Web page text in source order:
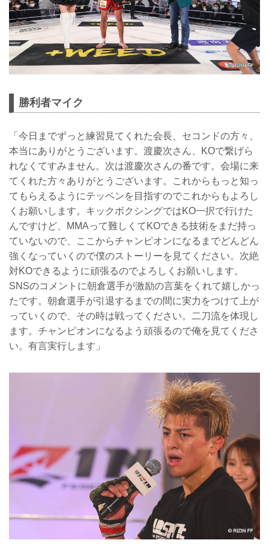
勝利者マイク
「今日までずっと練習見てくれた会長、セコンドの方々、
本当にありがとうございます。渡慶次さん、KOで繋げら
れなくてすみません。次は渡慶次さんの番です。会場に来
てくれた方々ありがとうございます。これからもっと知っ
てもらえるようにテッペンを目指すのでこれからもよろし
くお願いします。キックボクシングではKO一択で行けた
んですけど、MMAって難しくてKOできる技術をまだ持っ
ていないので、ここからチャンピオンになるまでどんどん
強くなっていくので僕のストーリーを見てください。次絶
対KOできるように頑張るのでよろしくお願いします。
SNSのコメントに朝倉選手が激励の言葉をくれて嬉しかっ
たです。朝倉選手が引退するまでの間に実力をつけて上が
っていくので、その時は戦ってください。二刀流を体現し
ます。チャンピオンになるよう頑張るので俺を見てくださ
い。有言実行します」